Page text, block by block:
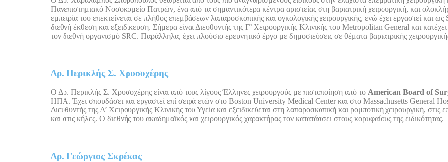
Πανεπιστημιακό Νοσοκομείο Πατρών, ένα από τα σημαντικότερα κέντρα αριστείας στη βαριατρική χειρουργική, και
εμπειρία του επεκτείνεται σε πλήθος επεμβάσεων λαπαροσκοπικής και ογκολογικής χειρουργικής, ενώ έχει εργαστεί
διεθνή έκθεση και εξειδίκευση. Σήμερα είναι Διευθυντής της Γ’ Χειρουργικής Κλινικής του Metropolitan General και κατέχει
τον διεθνή οργανισμό SRC. Παράλληλα, έχει πλούσιο ερευνητικό έργο με δημοσιεύσεις σε θέματα βαριατρικής
Δρ. Περικλής Σ. Χρυσοχέρης
Ο Δρ. Περικλής Σ. Χρυσοχέρης είναι από τους λίγους Έλληνες χειρουργούς με πιστοποίηση από το American Board of
ΗΠΑ. Έχει σπουδάσει και εργαστεί επί σειρά ετών στο Boston University Medical Center και στο Massachusetts General
Διευθυντής της Α’ Χειρουργικής Κλινικής του Υγεία και εξειδικεύεται στη λαπαροσκοπική και ρομποτική χειρουργική,
και στις κήλες. Ο διεθνής του ακαδημαϊκός και χειρουργικός χαρακτήρας τον κατατάσσει στους κορυφαίους της ειδικότητας.
Δρ. Γεώργιος Σκρέκας